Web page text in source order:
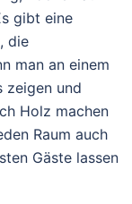
gibt eine
die
man an einem
zeigen und
Holz machen
Raum auch
Gäste lassen